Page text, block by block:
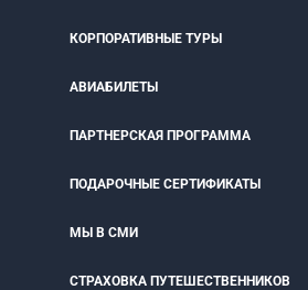
КОРПОРАТИВНЫЕ ТУРЫ
АВИАБИЛЕТЫ
ПАРТНЕРСКАЯ ПРОГРАММА
ПОДАРОЧНЫЕ СЕРТИФИКАТЫ
МЫ В СМИ
СТРАХОВКА ПУТЕШЕСТВЕННИКОВ